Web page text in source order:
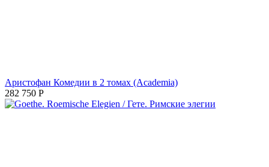
Аристофан Комедии в 2 томах (Academia)
282 750 Р